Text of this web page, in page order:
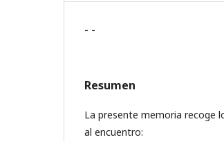
- -
Resumen
La presente memoria recoge
al encuentro: